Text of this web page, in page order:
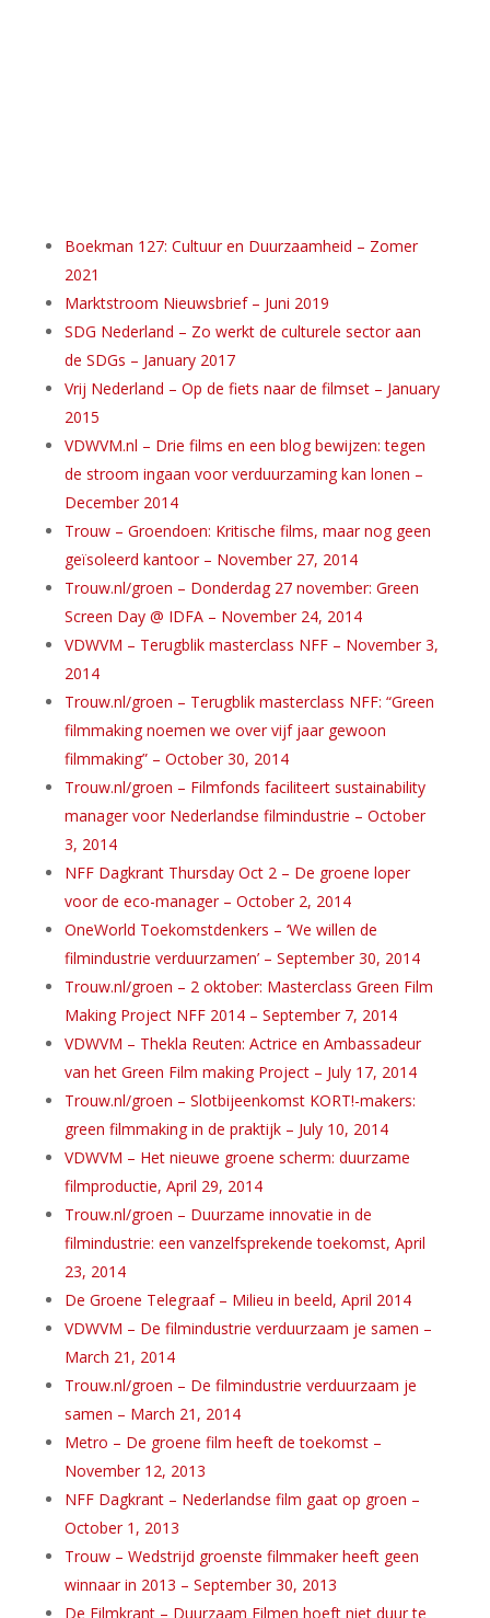
Boekman 127: Cultuur en Duurzaamheid – Zomer
2021
Marktstroom Nieuwsbrief – Juni 2019
SDG Nederland – Zo werkt de culturele sector aan
de SDGs – January 2017
Vrij Nederland – Op de fiets naar de filmset – January
2015
VDWVM.nl – Drie films en een blog bewijzen: tegen
de stroom ingaan voor verduurzaming kan lonen –
December 2014
Trouw – Groendoen: Kritische films, maar nog geen
geïsoleerd kantoor – November 27, 2014
Trouw.nl/groen – Donderdag 27 november: Green
Screen Day @ IDFA – November 24, 2014
VDWVM – Terugblik masterclass NFF – November 3,
2014
Trouw.nl/groen – Terugblik masterclass NFF: “Green
filmmaking noemen we over vijf jaar gewoon
filmmaking” – October 30, 2014
Trouw.nl/groen – Filmfonds faciliteert sustainability
manager voor Nederlandse filmindustrie – October
3, 2014
NFF Dagkrant Thursday Oct 2 – De groene loper
voor de eco-manager – October 2, 2014
OneWorld Toekomstdenkers – ‘We willen de
filmindustrie verduurzamen’ – September 30, 2014
Trouw.nl/groen – 2 oktober: Masterclass Green Film
Making Project NFF 2014 – September 7, 2014
VDWVM – Thekla Reuten: Actrice en Ambassadeur
van het Green Film making Project – July 17, 2014
Trouw.nl/groen – Slotbijeenkomst KORT!-makers:
green filmmaking in de praktijk – July 10, 2014
VDWVM – Het nieuwe groene scherm: duurzame
filmproductie, April 29, 2014
Trouw.nl/groen – Duurzame innovatie in de
filmindustrie: een vanzelfsprekende toekomst, April
23, 2014
De Groene Telegraaf – Milieu in beeld, April 2014
VDWVM – De filmindustrie verduurzaam je samen –
March 21, 2014
Trouw.nl/groen – De filmindustrie verduurzaam je
samen – March 21, 2014
Metro – De groene film heeft de toekomst –
November 12, 2013
NFF Dagkrant – Nederlandse film gaat op groen –
October 1, 2013
Trouw – Wedstrijd groenste filmmaker heeft geen
winnaar in 2013 – September 30, 2013
De Filmkrant – Duurzaam Filmen hoeft niet duur te